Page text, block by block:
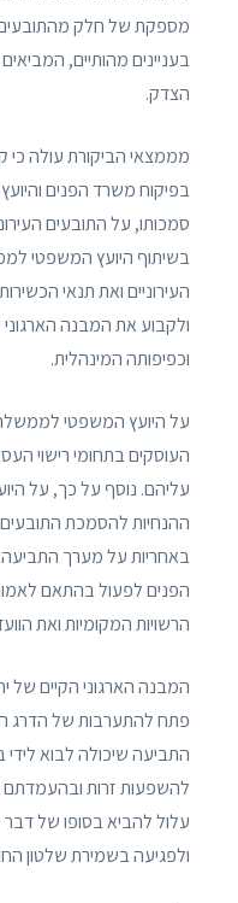
מספקת של חלק מהתובעים
בעניינים מהותיים,
הצדק.
מממצאי הביקורת עולה כי
בפיקוח משרד הפנים
סמכותו, על התובעים
בשיתוף היועץ המשפטי
העירוניים ואת תנאי
ולקבוע את המבנה
וכפיפותה המינהלית.
על היועץ המשפטי
העוסקים בתחומי רישוי
עליהם. נוסף על כך, על
ההנחיות להסמכת
באחריות על מערך
הפנים לפעול בהתאם
הרשויות המקומיות ואת
המבנה הארגוני הקיים של
פתח להתערבות של הדרג
התביעה שיכולה לבוא לידי
להשפעות זרות ובהעמדתם
עלול להביא בסופו של דבר
ולפגיעה בשמירת שלטון